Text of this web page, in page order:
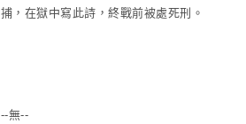
捕，在獄中寫此詩，終戰前被處死刑。
--無--